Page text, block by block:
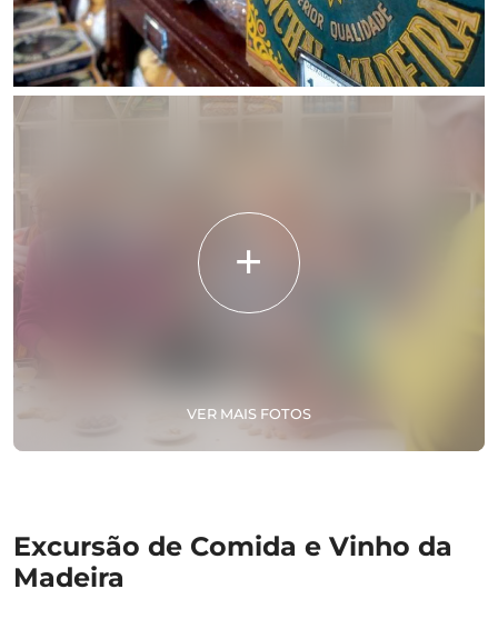
VER MAIS FOTOS
Excursão de Comida e Vinho da
Madeira